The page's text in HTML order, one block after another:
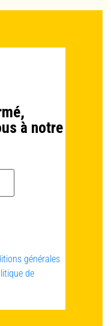
à notre
générales
de